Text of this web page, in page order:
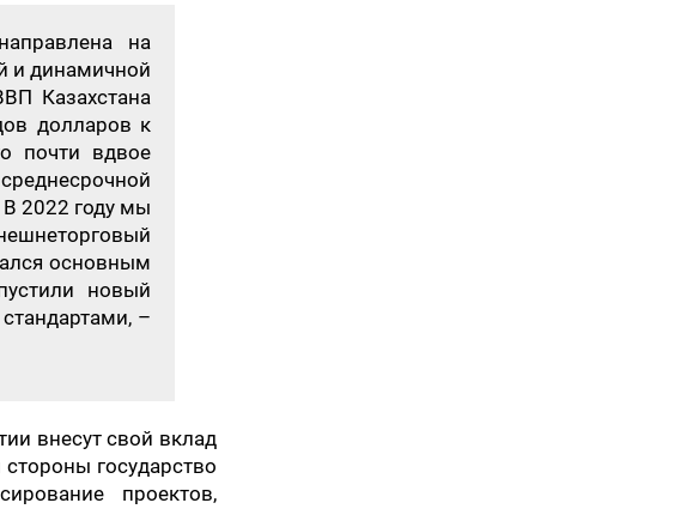
на
и динамичной
Казахстана
долларов к
почти вдвое
2022 году мы
основным
новый
–
внесут свой вклад
государство
проектов,